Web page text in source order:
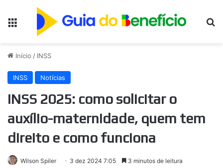
Início / INSS
INSS Notícias
INSS 2025: como solicitar o
auxílio-maternidade, quem tem
direito e como funciona
Wilson Spiler 3 dez 2024 7:05 3 minutos de leitura